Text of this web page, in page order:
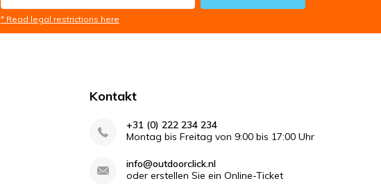
* Read legal restrictions here
Kontakt
+31 (0) 222 234 234
Montag bis Freitag von 9:00 bis 17:00 Uhr
info@outdoorclick.nl
oder erstellen Sie ein Online-Ticket